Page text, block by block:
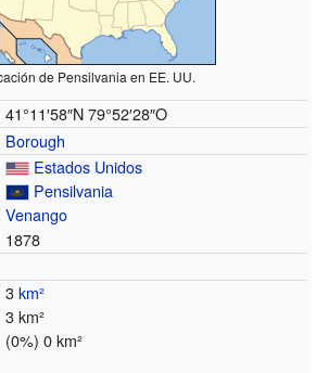
de Pensilvania en EE. UU.
41°11′58″N 79°52′28″O
Borough
Estados Unidos
Pensilvania
Venango
1878
3km²
3 km²
(0%) 0 km²